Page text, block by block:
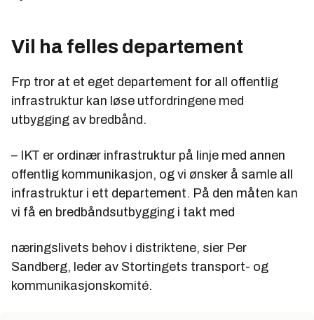
Vil ha felles departement
Frp tror at et eget departement for all offentlig
infrastruktur kan løse utfordringene med
utbygging av bredbånd.
– IKT er ordinær infrastruktur på linje med annen
offentlig kommunikasjon, og vi ønsker å samle all
infrastruktur i ett departement. På den måten kan
vi få en bredbåndsutbygging i takt med
næringslivets behov i distriktene, sier Per
Sandberg, leder av Stortingets transport- og
kommunikasjonskomité.